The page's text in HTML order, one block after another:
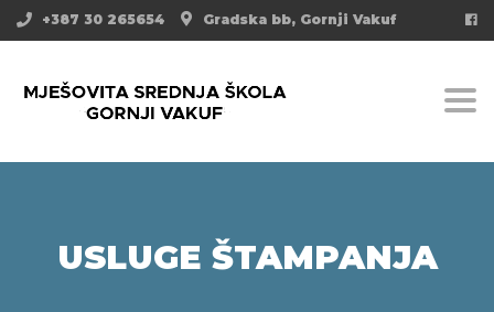
Gradska bb, Gornji Vakuf
+387 30 265654
USLUGE ŠTAMPANJA